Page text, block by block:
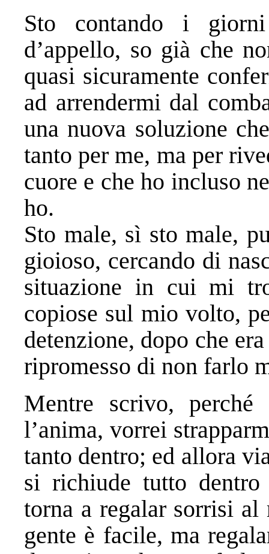
Sto contando i
d’appello, so già che
quasi sicuramente
ad arrendermi dal
una nuova soluzione
tanto per me, ma per
cuore e che ho incluso
ho.
Sto male, sì sto male,
gioioso, cercando di
situazione in cui mi
copiose sul mio volto,
detenzione, dopo che
ripromesso di non farlo
Mentre scrivo,
l’anima, vorrei
tanto dentro; ed allora
si richiude tutto
torna a regalar sorrisi al
gente è facile, ma